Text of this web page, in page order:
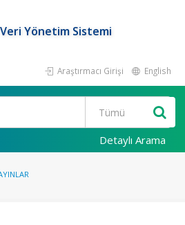
Yönetim Sistemi
Araştırmacı Girişi English
Detaylı Arama